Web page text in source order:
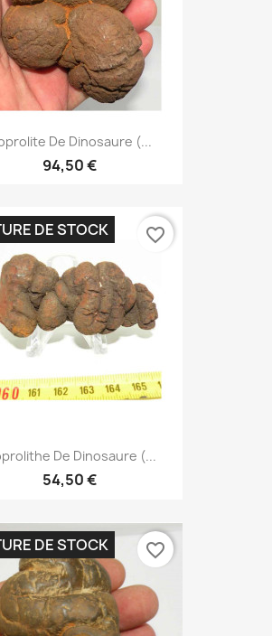
De Dinosaure (...
94,50 €
De Dinosaure (...
54,50 €
DE STOCK favorite_border
DE STOCK favorite_border